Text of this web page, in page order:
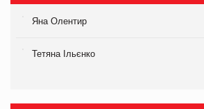
Яна Олентир
Тетяна Ільєнко